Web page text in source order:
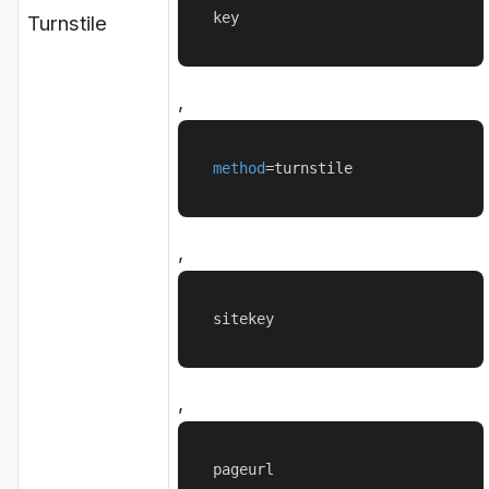
Turnstile key
,
method=turnstile
,
sitekey
,
pageurl